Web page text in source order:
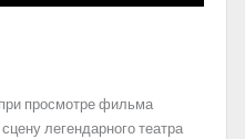
просмотре фильма
легендарного театра